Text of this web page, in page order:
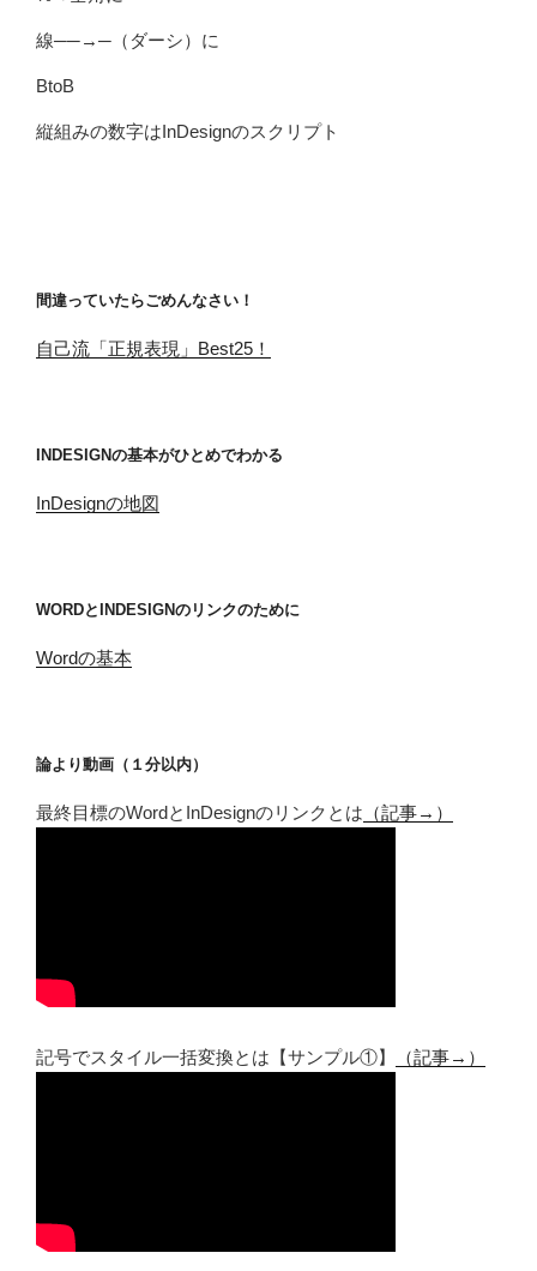
線──→─（ダーシ）に
BtoB
縦組みの数字はInDesignのスクリプト
間違っていたらごめんなさい！
自己流「正規表現」Best25！
INDESIGNの基本がひとめでわかる
InDesignの地図
WORDとINDESIGNのリンクのために
Wordの基本
論より動画（１分以内）
最終目標のWordとInDesignのリンクとは （記事→）
記号でスタイル一括変換とは【サンプル①】 （記事→）